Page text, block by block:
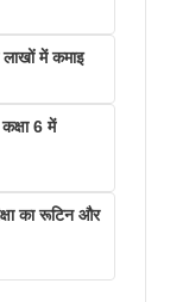
में कमाइ
6 में
का रूटिन और